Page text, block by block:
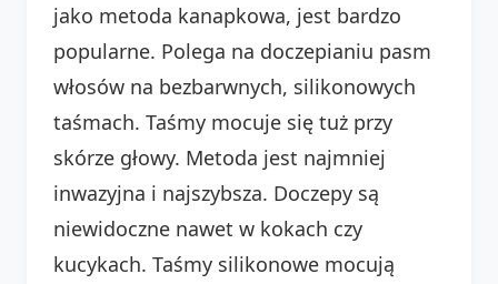
jako metoda kanapkowa, jest bardzo
popularne. Polega na doczepianiu pasm
włosów na bezbarwnych, silikonowych
taśmach. Taśmy mocuje się tuż przy
skórze głowy. Metoda jest najmniej
inwazyjna i najszybsza. Doczepy są
niewidoczne nawet w kokach czy
kucykach. Taśmy silikonowe mocują